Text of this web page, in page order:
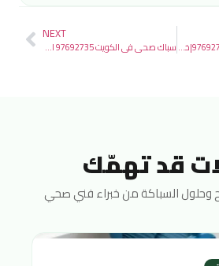
رقم فني صحي الكويت 97692735|خدمة 24 ساعة
NEXT
سباك صحي في الكويت 97692735 افضل الخدمات 24 ساعة
قد تهمّك
وحلول السباكة من خبراء فني صحي